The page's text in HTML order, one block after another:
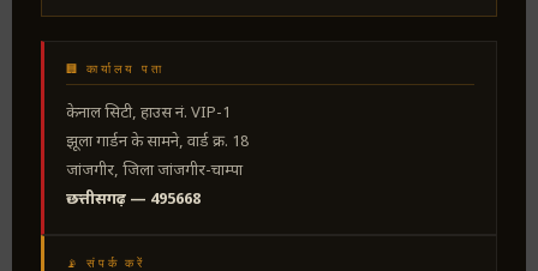
🏢 कार्यालय पता
केनाल सिटी, हाउस नं. VIP-1
झूला गार्डन के सामने, वार्ड क्र. 18
जांजगीर, जिला जांजगीर-चाम्पा
छत्तीसगढ़ — 495668
📡 संपर्क करें